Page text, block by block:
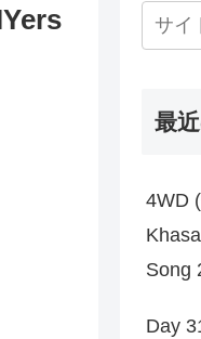
最
4WD
Song
Day